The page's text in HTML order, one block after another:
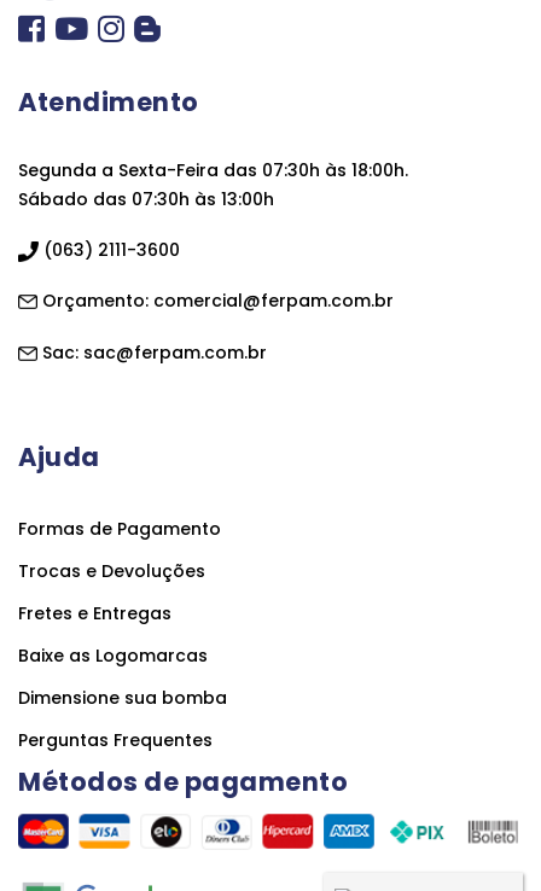
Atendimento
Segunda a Sexta-Feira das 07:30h às 18:00h.
Sábado das 07:30h às 13:00h
(063) 2111-3600
Orçamento: comercial@ferpam.com.br
Sac: sac@ferpam.com.br
Ajuda
Formas de Pagamento
Trocas e Devoluções
Fretes e Entregas
Baixe as Logomarcas
Dimensione sua bomba
Perguntas Frequentes
Métodos de pagamento